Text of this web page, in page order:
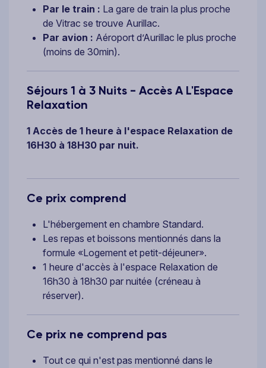
Par le train : La gare de train la plus proche
de Vitrac se trouve Aurillac.
Par avion : Aéroport d’Aurillac le plus proche
(moins de 30min).
Séjours 1 à 3 Nuits - Accès A L'Espace
Relaxation
1 Accès de 1 heure à l'espace Relaxation de
16H30 à 18H30 par nuit.
Ce prix comprend
L'hébergement en chambre Standard.
Les repas et boissons mentionnés dans la
formule «Logement et petit-déjeuner».
1 heure d'accès à l'espace Relaxation de
16h30 à 18h30 par nuitée (créneau à
réserver).
Ce prix ne comprend pas
Tout ce qui n'est pas mentionné dans le